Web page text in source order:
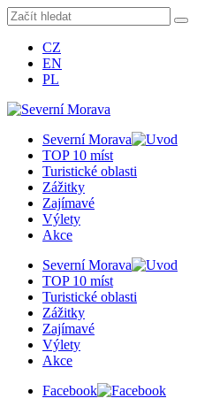
CZ
EN
PL
Severní Morava
TOP 10 míst
Turistické oblasti
Zážitky
Zajímavé
Výlety
Akce
Severní Morava
TOP 10 míst
Turistické oblasti
Zážitky
Zajímavé
Výlety
Akce
Facebook